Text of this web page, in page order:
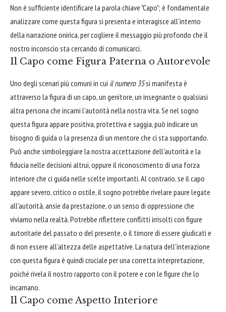
Non è sufficiente identificare la parola chiave "Capo"; è fondamentale
analizzare come questa figura si presenta e interagisce all'interno
della narrazione onirica, per cogliere il messaggio più profondo che il
nostro inconscio sta cercando di comunicarci.
Il Capo come Figura Paterna o Autorevole
Uno degli scenari più comuni in cui il numero 35si manifesta è
attraverso la figura di un capo, un genitore, un insegnante o qualsiasi
altra persona che incarni l'autorità nella nostra vita. Se nel sogno
questa figura appare positiva, protettiva e saggia, può indicare un
bisogno di guida o la presenza di un mentore che ci sta supportando.
Può anche simboleggiare la nostra accettazione dell'autorità e la
fiducia nelle decisioni altrui, oppure il riconoscimento di una forza
interiore che ci guida nelle scelte importanti. Al contrario, se il capo
appare severo, critico o ostile, il sogno potrebbe rivelare paure legate
all'autorità, ansie da prestazione, o un senso di oppressione che
viviamo nella realtà. Potrebbe riflettere conflitti irrisolti con figure
autoritarie del passato o del presente, o il timore di essere giudicati e
di non essere all'altezza delle aspettative. La natura dell'interazione
con questa figura è quindi cruciale per una corretta interpretazione,
poiché rivela il nostro rapporto con il potere e con le figure che lo
incarnano.
Il Capo come Aspetto Interiore